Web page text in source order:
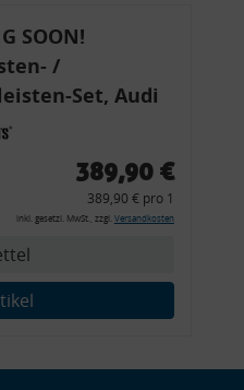
SOON!
/
Set, Audi
Coupe, S2, (6x
2x Kappe,
389,90 €
389,90 € pro 1
inkl. gesetzl. MwSt., zzgl. Versandkosten